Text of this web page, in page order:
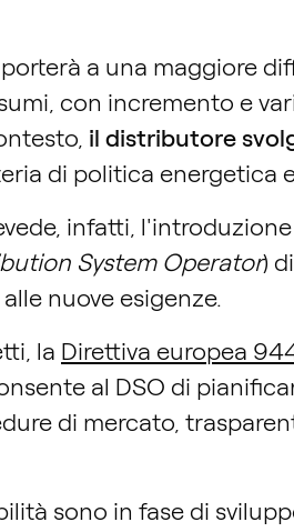
a una maggiore
con incremento e
il distributore
di politica energetica
infatti,
System Operator)
nuove esigenze.
la Direttiva europea
al DSO di
di mercato,
sono in fase di